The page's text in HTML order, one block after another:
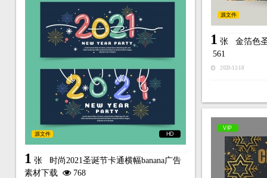
源文件
1 张 金箔色
561
2020-12-18
HD
源文件
1 张 时尚2021圣诞节卡通横幅banana广告
素材下载
768
VIP